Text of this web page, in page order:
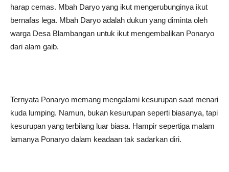
harap cemas. Mbah Daryo yang ikut mengerubunginya ikut
bernafas lega. Mbah Daryo adalah dukun yang diminta oleh
warga Desa Blambangan untuk ikut mengembalikan Ponaryo
dari alam gaib.
Ternyata Ponaryo memang mengalami kesurupan saat menari
kuda lumping. Namun, bukan kesurupan seperti biasanya, tapi
kesurupan yang terbilang luar biasa. Hampir sepertiga malam
lamanya Ponaryo dalam keadaan tak sadarkan diri.